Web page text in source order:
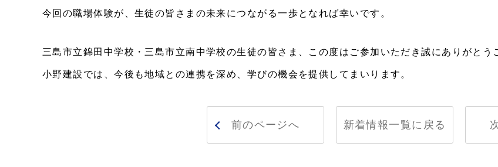
今回の職場体験が、生徒の皆さまの未来につながる一歩となれば幸いです。
三島市立錦田中学校・三島市立南中学校の生徒の皆さま、この度はご参加いただき誠にありがとう
小野建設では、今後も地域との連携を深め、学びの機会を提供してまいります。
前のページへ 新着情報一覧に戻る